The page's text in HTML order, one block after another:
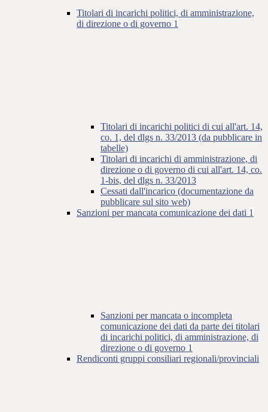
Titolari di incarichi politici, di amministrazione,
di direzione o di governo 1
Titolari di incarichi politici di cui all'art. 14,
co. 1, del dlgs n. 33/2013 (da pubblicare in
tabelle)
Titolari di incarichi di amministrazione, di
direzione o di governo di cui all'art. 14, co.
1-bis, del dlgs n. 33/2013
Cessati dall'incarico (documentazione da
pubblicare sul sito web)
Sanzioni per mancata comunicazione dei dati 1
Sanzioni per mancata o incompleta
comunicazione dei dati da parte dei titolari
di incarichi politici, di amministrazione, di
direzione o di governo 1
Rendiconti gruppi consiliari regionali/provinciali